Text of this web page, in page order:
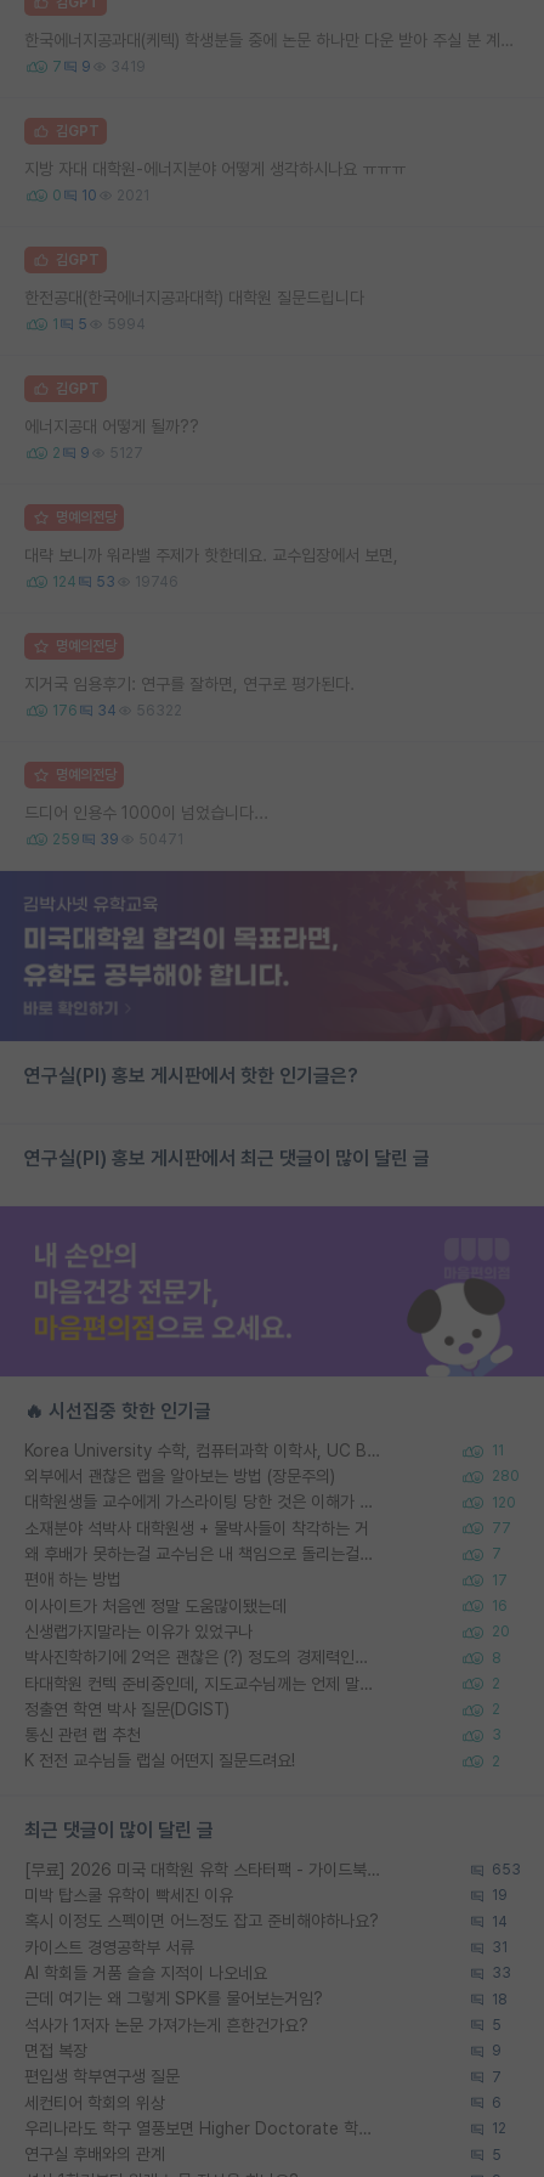
한국에너지공과대(케텍) 학생분들 중에 논문 하나만 다운 받아 주실 분 계실까요?
7 9 3419
김GPT
지방 자대 대학원-에너지분야 어떻게 생각하시나요 ㅠㅠㅠ
0 10 2021
김GPT
한전공대(한국에너지공과대학) 대학원 질문드립니다
1 5 5994
김GPT
에너지공대 어떻게 될까??
2 9 5127
명예의전당
대략 보니까 워라밸 주제가 핫한데요. 교수입장에서 보면,
124 53 19746
명예의전당
지거국 임용후기: 연구를 잘하면, 연구로 평가된다.
176 34 56322
명예의전당
드디어 인용수 1000이 넘었습니다...
259 39 50471
연구실(PI) 홍보 게시판에서 핫한 인기글은?
연구실(PI) 홍보 게시판에서 최근 댓글이 많이 달린 글
🔥 시선집중 핫한 인기글
Korea University 수학, 컴퓨터과학 이학사, UC Berkeley 산업공학 대학원 공학박사가 되는 것은 쉽지 않겠죠? 11
외부에서 괜찮은 랩을 알아보는 방법 (장문주의) 280
대학원생들 교수에게 가스라이팅 당한 것은 이해가 갑니다. 안타깝네요. 120
소재분야 석박사 대학원생 + 물박사들이 착각하는 거 77
왜 후배가 못하는걸 교수님은 내 책임으로 돌리는걸까요? 7
편애 하는 방법 17
이사이트가 처음엔 정말 도움많이됐는데 16
신생랩가지말라는 이유가 있었구나 20
박사진학하기에 2억은 괜찮은 (?) 정도의 경제력인가요 8
타대학원 컨텍 준비중인데, 지도교수님께는 언제 말씀드려야 할까요? 2
정출연 학연 박사 질문(DGIST) 2
통신 관련 랩 추천 3
K 전전 교수님들 랩실 어떤지 질문드려요! 2
최근 댓글이 많이 달린 글
[무료] 2026 미국 대학원 유학 스타터팩 - 가이드북 & 합격자 컨택메일 템플릿 653
미박 탑스쿨 유학이 빡세진 이유 19
혹시 이정도 스펙이면 어느정도 잡고 준비해야하나요? 14
카이스트 경영공학부 서류 31
AI 학회들 거품 슬슬 지적이 나오네요 33
근데 여기는 왜 그렇게 SPK를 물어보는거임? 18
석사가 1저자 논문 가져가는게 흔한건가요? 5
면접 복장 9
편입생 학부연구생 질문 7
세컨티어 학회의 위상 6
우리나라도 학구 열풍보면 Higher Doctorate 학위가 필요하다고 봅니다. 12
연구실 후배와의 관계 5